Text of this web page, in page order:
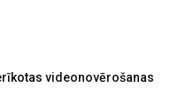
videonovērošanas